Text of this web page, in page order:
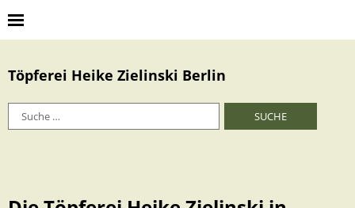
Töpferei Heike Zielinski Berlin